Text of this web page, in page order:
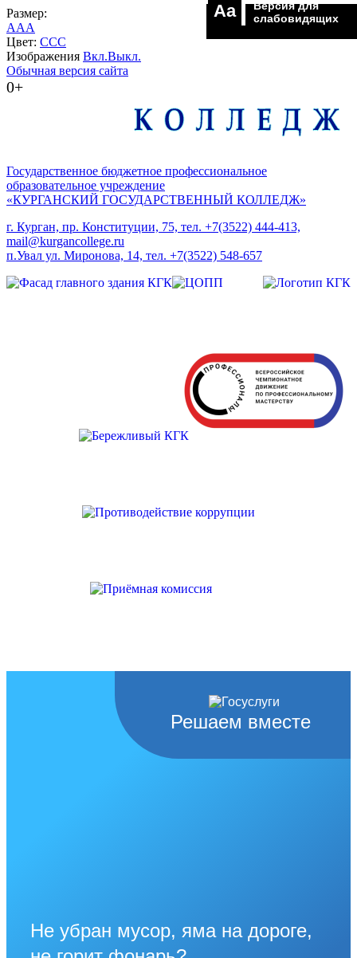
Размер:
AAA
Цвет: CCC
Изображения Вкл.Выкл.
Обычная версия сайта
0+
Aa
Версия для
слабовидящих
Государственное бюджетное профессиональное
образовательное учреждение
«КУРГАНСКИЙ ГОСУДАРСТВЕННЫЙ КОЛЛЕДЖ»
г. Курган, пр. Конституции, 75, тел. +7(3522) 444-413,
mail@kurgancollege.ru
п.Увал ул. Миронова, 14, тел. +7(3522) 548-657
Решаем вместе
Не убран мусор, яма на дороге,